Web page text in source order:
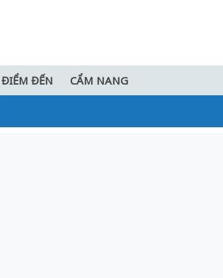
ĐIỂM ĐẾN CẨM NANG